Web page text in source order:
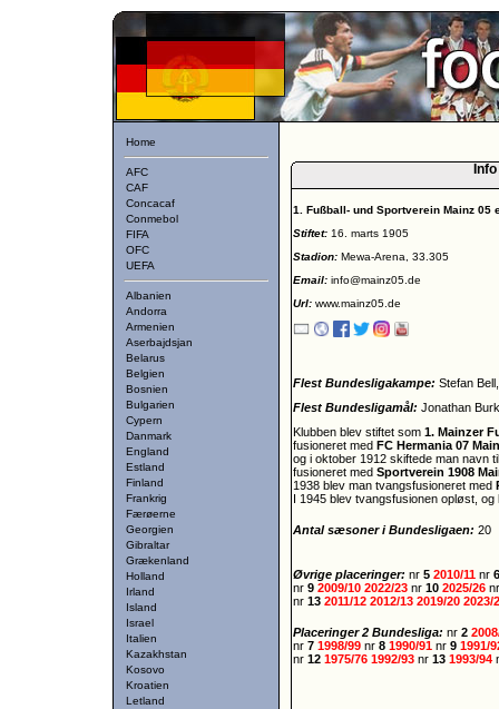
Home
AFC
CAF
Concacaf
Conmebol
FIFA
OFC
UEFA
Albanien
Andorra
Armenien
Aserbajdsjan
Belarus
Belgien
Bosnien
Bulgarien
Cypern
Danmark
England
Estland
Finland
Frankrig
Færøerne
Georgien
Gibraltar
Grækenland
Holland
Irland
Island
Israel
Italien
Kazakhstan
Kosovo
Kroatien
Letland
1. Fußball- und Sportverein Mainz 05
Stiftet: 16. marts 1905
Stadion: Mewa-Arena, 33.305
Email: info@mainz05.de
Url: www.mainz05.de
Flest Bundesligakampe: Stefan
Flest Bundesligamål: Jonathan
Klubben blev stiftet som 1. Mainzer
fusioneret med FC Hermania 07
og i oktober 1912 skiftede man navn
fusioneret med Sportverein 1908
1938 blev man tvangsfusioneret med
I 1945 blev tvangsfusionen opløst,
Antal sæsoner i Bundesligaen: 20
Øvrige placeringer: nr 5 2010/11 nr
nr 9 2009/10 2022/23 nr 10 2025/26
nr 13 2011/12 2012/13 2019/20 2023/
Placeringer 2 Bundesliga: nr 2
nr 7 1998/99 nr 8 1990/91 nr 9 1991/
nr 12 1975/76 1992/93 nr 13 1993/94